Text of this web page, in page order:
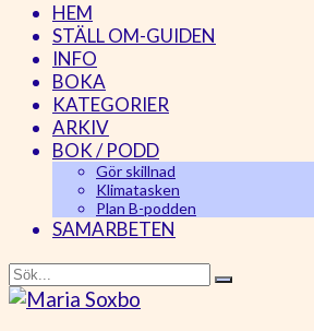
HEM
STÄLL OM-GUIDEN
INFO
BOKA
KATEGORIER
ARKIV
BOK / PODD
Gör skillnad
Klimatasken
Plan B-podden
SAMARBETEN